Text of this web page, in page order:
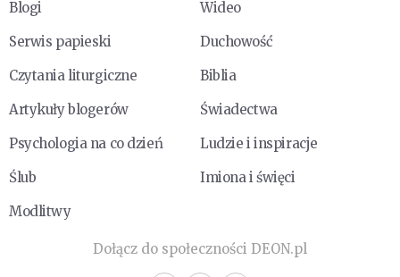
Blogi
Wideo
Serwis papieski
Duchowość
Czytania liturgiczne
Biblia
Artykuły blogerów
Świadectwa
Psychologia na co dzień
Ludzie i inspiracje
Ślub
Imiona i święci
Modlitwy
Dołącz do społeczności DEON.pl